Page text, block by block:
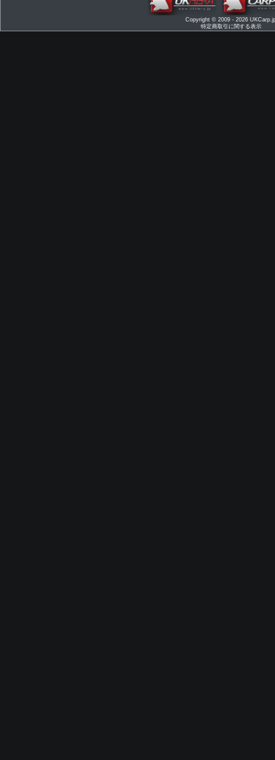
Copyright © 2009 - 2026
特定商取引に関する表示